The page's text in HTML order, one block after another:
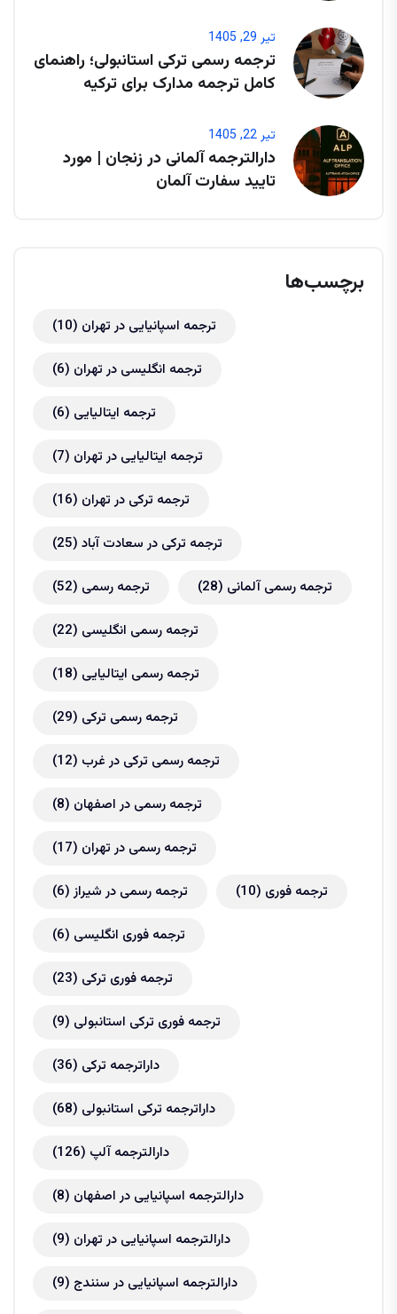
تیر 29, 1405
ترجمه رسمی ترکی استانبولی؛ راهنمای
کامل ترجمه مدارک برای ترکیه
تیر 22, 1405
دارالترجمه آلمانی در زنجان | مورد
تایید سفارت آلمان
برچسب‌ها
ترجمه اسپانیایی در تهران (10)
ترجمه انگلیسی در تهران (6)
ترجمه ایتالیایی (6)
ترجمه ایتالیایی در تهران (7)
ترجمه ترکی در تهران (16)
ترجمه ترکی در سعادت آباد (25)
ترجمه رسمی (52) ترجمه رسمی آلمانی (28)
ترجمه رسمی انگلیسی (22)
ترجمه رسمی ایتالیایی (18)
ترجمه رسمی ترکی (29)
ترجمه رسمی ترکی در غرب (12)
ترجمه رسمی در اصفهان (8)
ترجمه رسمی در تهران (17)
ترجمه رسمی در شیراز(6) ترجمه فوری (10)
ترجمه فوری انگلیسی (6)
ترجمه فوری ترکی (23)
ترجمه فوری ترکی استانبولی (9)
داراترجمه ترکی (36)
داراترجمه ترکی استانبولی (68)
دارالترجمه آلپ (126)
دارالترجمه اسپانیایی در اصفهان (8)
دارالترجمه اسپانیایی در تهران (9)
دارالترجمه اسپانیایی در سنندج (9)